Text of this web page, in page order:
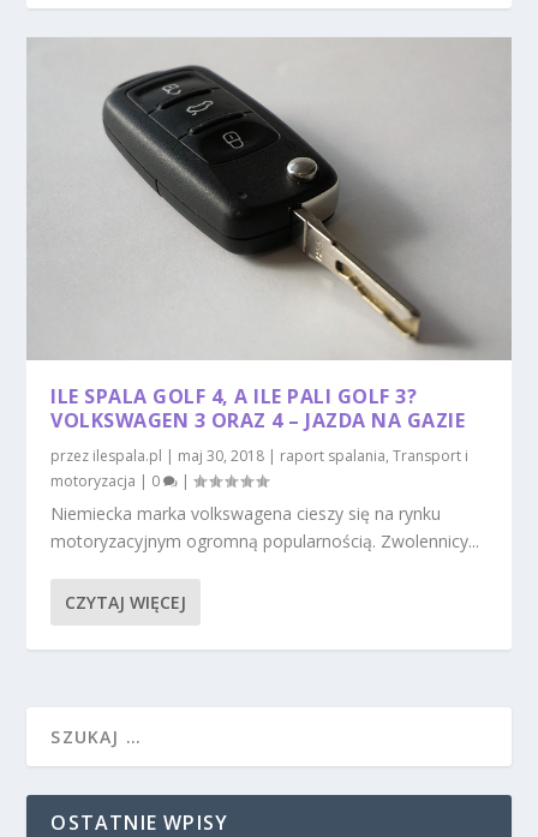
ILE SPALA GOLF 4, A ILE PALI GOLF 3?
VOLKSWAGEN 3 ORAZ 4 – JAZDA NA GAZIE
przez ilespala.pl | maj 30, 2018 | raport spalania,Transport i
motoryzacja | 0 |
Niemiecka marka volkswagena cieszy się na rynku
motoryzacyjnym ogromną popularnością. Zwolennicy...
CZYTAJ WIĘCEJ
OSTATNIE WPISY